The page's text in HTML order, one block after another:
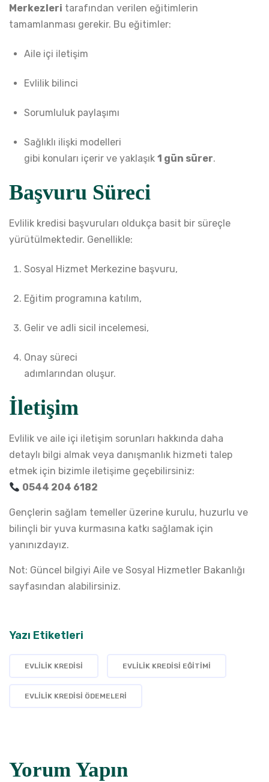
Merkezleri tarafından verilen eğitimlerin
tamamlanması gerekir. Bu eğitimler:
Aile içi iletişim
Evlilik bilinci
Sorumluluk paylaşımı
Sağlıklı ilişki modelleri
gibi konuları içerir ve yaklaşık 1 gün sürer.
Başvuru Süreci
Evlilik kredisi başvuruları oldukça basit bir süreçle
yürütülmektedir. Genellikle:
Sosyal Hizmet Merkezine başvuru,
Eğitim programına katılım,
Gelir ve adli sicil incelemesi,
Onay süreci
adımlarından oluşur.
İletişim
Evlilik ve aile içi iletişim sorunları hakkında daha
detaylı bilgi almak veya danışmanlık hizmeti talep
etmek için bizimle iletişime geçebilirsiniz:
0544 204 6182
Gençlerin sağlam temeller üzerine kurulu, huzurlu ve
bilinçli bir yuva kurmasına katkı sağlamak için
yanınızdayız.
Not: Güncel bilgiyi Aile ve Sosyal Hizmetler Bakanlığı
sayfasından alabilirsiniz.
Yazı Etiketleri
EVLILIK KREDISI EVLILIK KREDISI EĞITIMI
EVLILIK KREDISI ÖDEMELERI
Yorum Yapın